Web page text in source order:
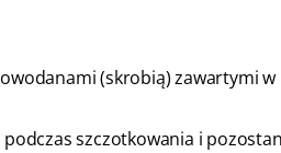
(skrobią) zawartymi
szczotkowania i